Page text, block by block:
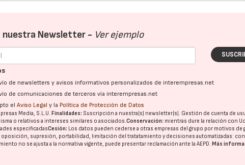
nuestra Newsletter - Ver ejemplo
de newsletters y avisos informativos personalizados de interempresas.net
de comunicaciones de terceros vía interempresas.net
elAviso Legal y la Política de Protección de Datos
Media, S.L.U. Finalidades: Suscripción a nuestra(s) newsletter(s). Gestión de cuenta de
o relativos a intereses similares o asociados.Conservación: mientras dure la relación con
especificadasCesión: Los datos pueden cederse a otras empresas del grupo por motivos de
supresión, portabilidad, limitación del tratatamiento y decisiones automatizadas:
no se ajusta a la normativa vigente, puede presentar reclamación ante laAEPD. Más